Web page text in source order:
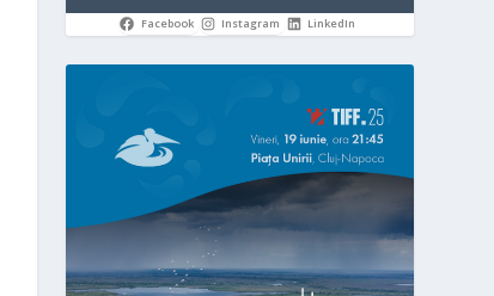
Facebook Instagram LinkedIn